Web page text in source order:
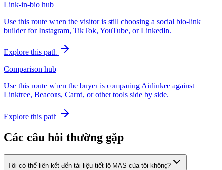
Link-in-bio hub
Use this route when the visitor is still choosing a social bio-link
builder for Instagram, TikTok, YouTube, or LinkedIn.
Explore this path
Comparison hub
Use this route when the buyer is comparing Airlinkee against
Linktree, Beacons, Carrd, or other tools side by side.
Explore this path
Các câu hỏi thường gặp
Tôi có thể liên kết đến tài liệu tiết lộ MAS của tôi không?